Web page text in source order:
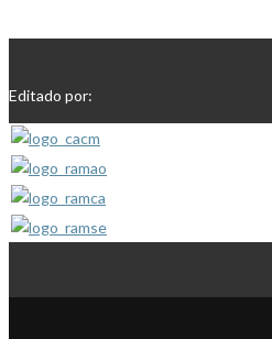
Editado por: